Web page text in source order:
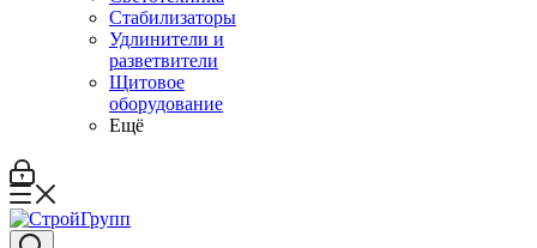
Стабилизаторы
Удлинители и
разветвители
Щитовое
оборудование
Ещё